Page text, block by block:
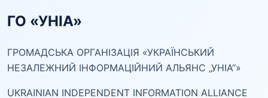
ГО «УНІА»
ГРОМАДСЬКА ОРГАНІЗАЦІЯ «УКРАЇНСЬКИЙ
НЕЗАЛЕЖНИЙ ІНФОРМАЦІЙНИЙ АЛЬЯНС „УНІА“»
UKRAINIAN INDEPENDENT INFORMATION ALLIANCE